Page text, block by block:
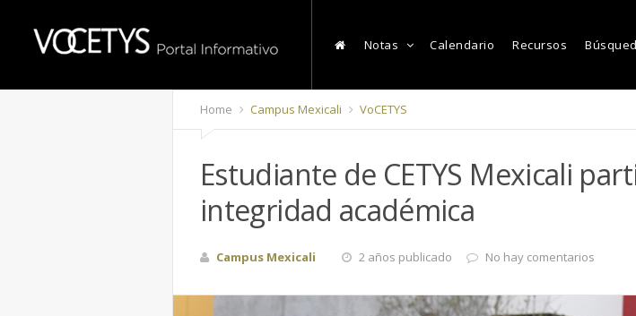
Notas Calendario Recursos
Home Campus Mexicali VoCETYS
Estudiante de CETYS Mexicali
integridad académica
Campus Mexicali 2 años publicado No hay comentarios